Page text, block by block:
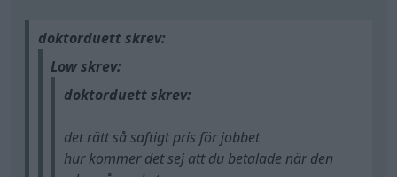
doktorduett skrev:
Low skrev:
doktorduett skrev:
det rätt så saftigt pris för jobbet
hur kommer det sej att du betalade när den